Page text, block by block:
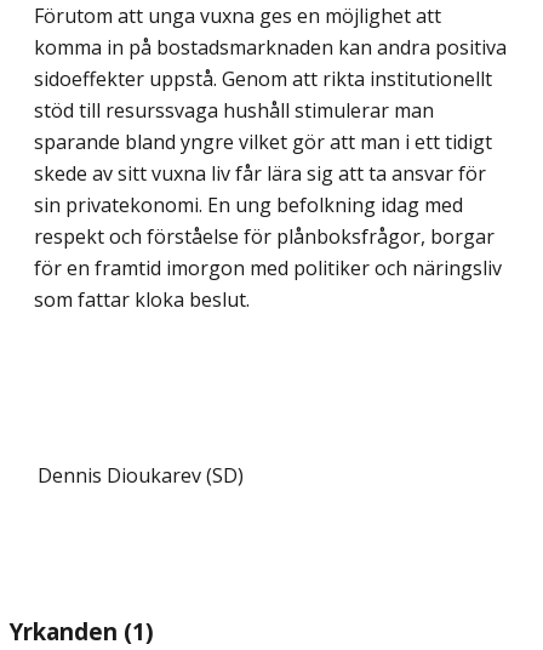
Förutom att unga vuxna ges en möjlighet att
komma in på bostadsmarknaden kan andra positiva
sidoeffekter uppstå. Genom att rikta institutionellt
stöd till resurssvaga hushåll stimulerar man
sparande bland yngre vilket gör att man i ett tidigt
skede av sitt vuxna liv får lära sig att ta ansvar för
sin privatekonomi. En ung befolkning idag med
respekt och förståelse för plånboksfrågor, borgar
för en framtid imorgon med politiker och näringsliv
som fattar kloka beslut.
Dennis Dioukarev (SD)
Yrkanden (1)